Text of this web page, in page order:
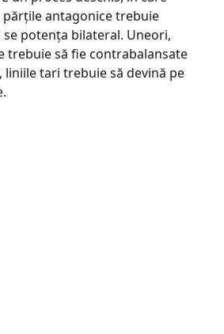
antagonice trebuie
potența bilateral. Uneori,
trebuie să fie contrabalansate
liniile tari trebuie să devină pe